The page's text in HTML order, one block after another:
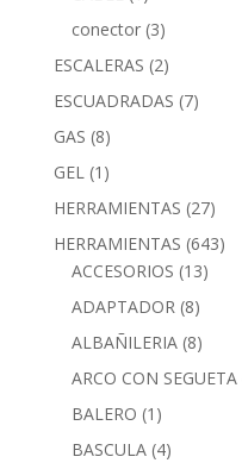
conector (3)
ESCALERAS (2)
ESCUADRADAS (7)
GAS (8)
GEL (1)
HERRAMIENTAS (27)
HERRAMIENTAS (643)
ACCESORIOS (13)
ADAPTADOR (8)
ALBAÑILERIA (8)
ARCO CON SEGUETA
BALERO (1)
BASCULA (4)